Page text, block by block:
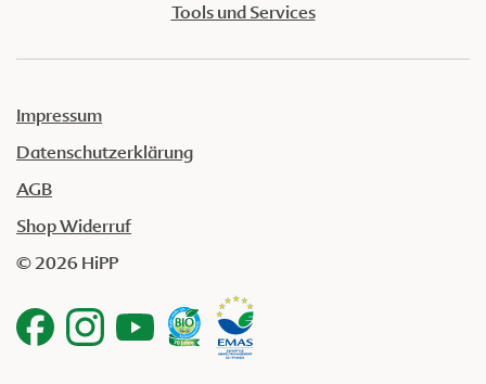
Tools und Services
Impressum
Datenschutzerklärung
AGB
Shop Widerruf
© 2026 HiPP